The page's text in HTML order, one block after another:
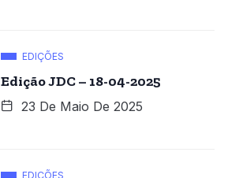
EDIÇÕES
Edição JDC – 18-04-2025
23 De Maio De 2025
EDIÇÕES